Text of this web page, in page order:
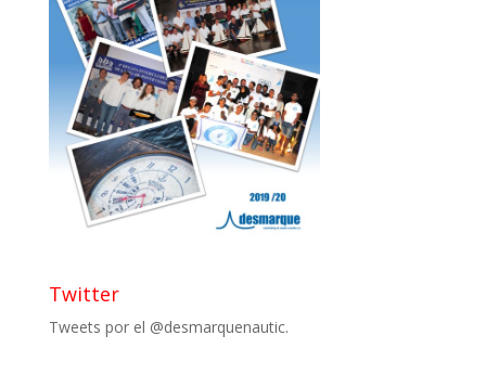
Twitter
Tweets por el @desmarquenautic.